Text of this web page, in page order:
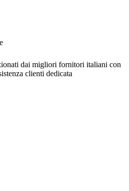
dai migliori fornitori italiani con
clienti dedicata